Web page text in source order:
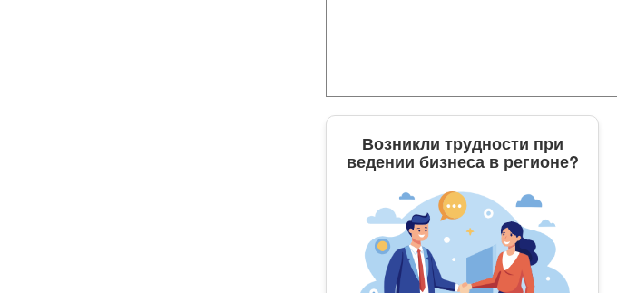
Возникли трудности при
ведении бизнеса в регионе?